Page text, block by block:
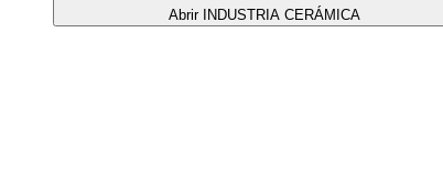
Abrir INDUSTRIA CERÁMICA